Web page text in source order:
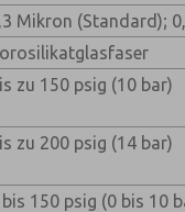
Mikron (Standard);
zu 150 psig (10 bar)
zu 200 psig (14 bar)
bis 150 psig (0 bis 10